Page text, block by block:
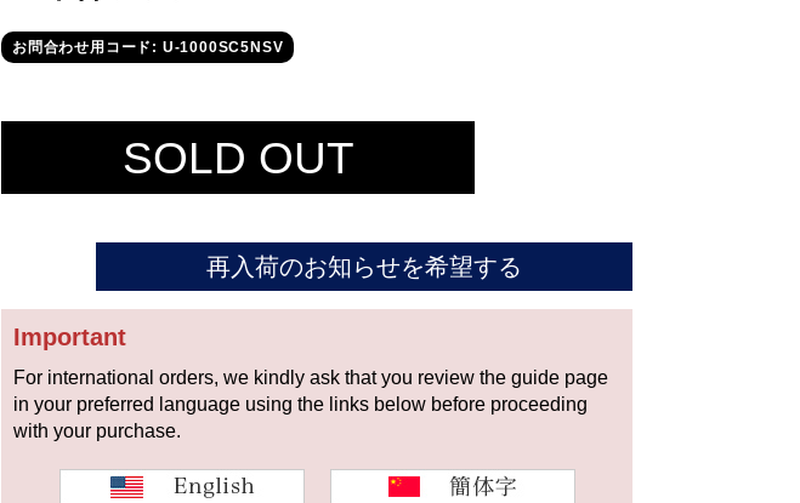
お問合わせ用コード: U-1000SC5NSV
SOLD OUT
再入荷のお知らせを希望する
Important
For international orders, we kindly ask that you review the guide page
in your preferred language using the links below before proceeding
with your purchase.